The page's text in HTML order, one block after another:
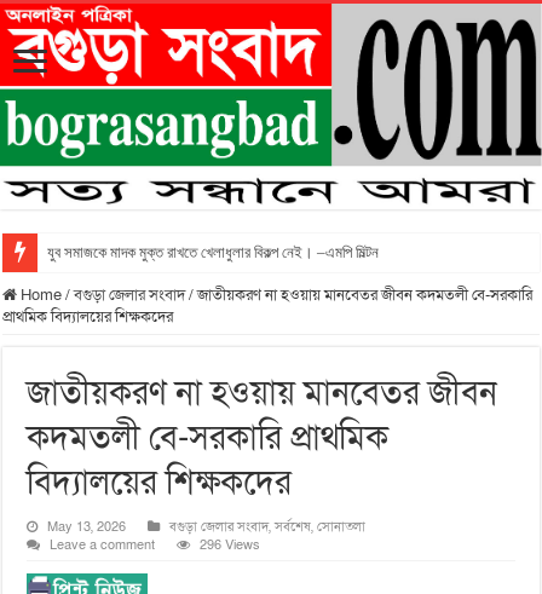
যুব সমাজকে মাদক মুক্ত রাখতে খেলাধুলার বিকল্প নেই। –এমপি মিল্টন
Home/বগুড়া জেলার সংবাদ/জাতীয়করণ না হওয়ায় মানবেতর জীবন কদমতলী বে-সরকারি
প্রাথমিক বিদ্যালয়ের শিক্ষকদের
জাতীয়করণ না হওয়ায় মানবেতর জীবন
কদমতলী বে-সরকারি প্রাথমিক
বিদ্যালয়ের শিক্ষকদের
May 13, 2026 বগুড়া জেলার সংবাদ,সর্বশেষ,সোনাতলা
Leave a comment
296 Views